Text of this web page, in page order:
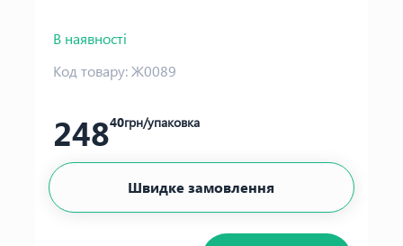
В наявності
Код товару:Ж0089
24840грн/упаковка
Швидке замовлення